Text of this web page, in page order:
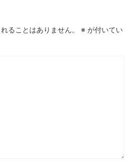
ることはありません。 ※ が付いてい